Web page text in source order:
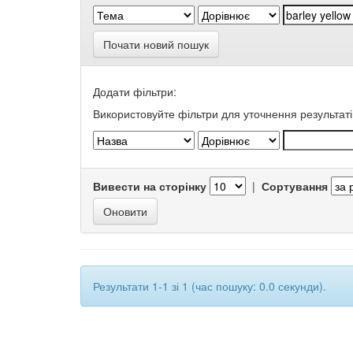
Почати новий пошук
Додати фільтри:
Використовуйте фільтри для уточнення
Вивести на сторінку | Сортування
Результати 1-1 зі 1 (час пошуку: 0.0 секунди).